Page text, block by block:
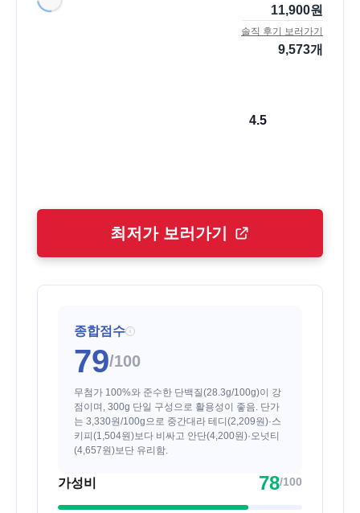
11,900원
솔직 후기 보러가기
9,573개
4.5
최저가 보러가기
종합점수 i
79/100
무첨가 100%와 준수한 단백질(28.3g/100g)이 강
점이며, 300g 단일 구성으로 활용성이 좋음. 단가
는 3,330원/100g으로 중간대라 테디(2,209원)·스
키피(1,504원)보다 비싸고 안단(4,200원)·오넛티
(4,657원)보단 유리함.
가성비 78/100